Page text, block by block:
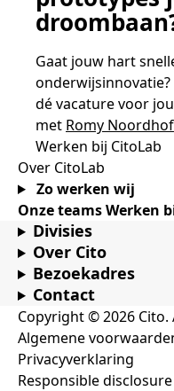
Gaat jouw hart
dé vacature voor
met Romy Noordhof
Werken bij CitoLab
Over CitoLab
Zo werken wij
Onze teamsWerken
Divisies
Over Cito
Bezoekadres
Contact
Copyright © 2026
Algemene
Privacyverklaring
Responsible disclosure